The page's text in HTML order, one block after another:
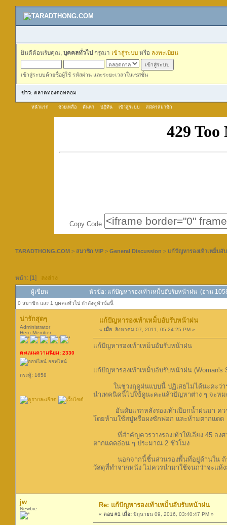
ยินดีต้อนรับคุณ, บุคคลทั่วไป กรุณา เข้าสู่ระบบ หรือ ลงทะเบียน
เข้าสู่ระบบด้วยชื่อผู้ใช้ รหัสผ่าน และระยะเวลาในเซสชั่น
ข่าว: ตลาดทองดอทคอม
หน้าแรก ช่วยเหลือ ค้นหา ปฏิทิน เข้าสู่ระบบ สมัครสมาชิก
Copy Code
TARADTHONG.COM > สมาชิก VIP > General Discussion > แก้ปัญหารองเท้าเหม็บอั
หน้า: [1] ลงล่าง
ผู้เขียน หัวข้อ: แก้ปัญหารองเท้าเหม็บอับรับหน้าฝน (อ่าน
0 สมาชิก และ 1 บุคคลทั่วไป กำลังดูหัวข้อนี้
น่ารักสุดๆ
Administrator
Hero Member
คะแนนความนิยม: 2330
ออฟไลน์
กระทู้: 1658
แก้ปัญหารองเท้าเหม็บอับรับหน้าฝน
« เมื่อ: สิงหาคม 07, 2011, 05:24:25 PM »
แก้ปัญหารองเท้าเหม็บอับรับหน้าฝน
แก้ปัญหารองเท้าเหม็บอับรับหน้าฝน (Woman's
ในช่วงฤดูฝนแบบนี้ ปฏิเสธไม่ได้นะคะว่ารอ
นำเทคนิคนี้ไปใช้ดูนะคะแล้วปัญหาต่าง ๆ จะห
อันดับแรกหลังรองเท้าเปียกน้ำฝนมา ควรใ
โดยห้ามใช้สบู่หรือผงซักฟอก และห้ามตากแดด
ที่สำคัญควรวางรองเท้าให้เอียง 45 องศา
ตากแดดอ่อน ๆ ประมาณ 2 ชั่วโมง
นอกจากนี้ชิ้นส่วนรองพื้นที่อยู่ด้านใน ถ้าเป็น
วัสดุที่ทำจากหนัง ไม่ควรนำมาใช้จนกว่าจะแห้
jw
Newbie Re: แก้ปัญหารองเท้าเหม็บอับรับหน้าฝน
« ตอบ #1 เมื่อ: มิถุนายน 09, 2016, 03:40:47 PM »